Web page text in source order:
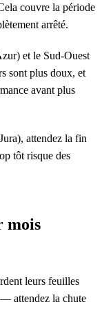
couvre la période
arrêté.
et le Sud-Ouest
sont plus doux, et
avant plus
attendez la fin
tôt risque des
mois
leurs feuilles
attendez la chute